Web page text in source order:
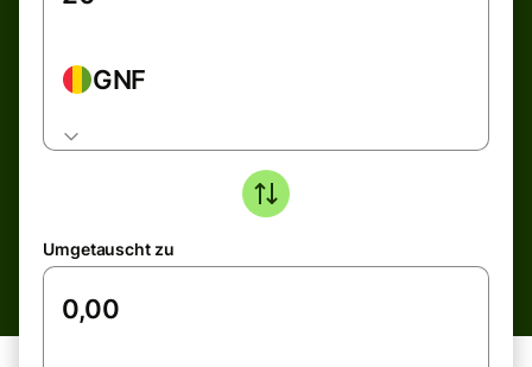
GNF
Umgetauscht zu